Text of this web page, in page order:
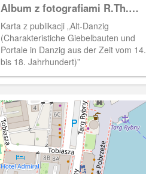
Album z fotografiami R.Th.
Kuhna
Karta z publikacji „Alt-Danzig
(Charakteristiche Giebelbauten und
Portale in Danzig aus der Zeit vom 14.
bis 18. Jahrhundert)”